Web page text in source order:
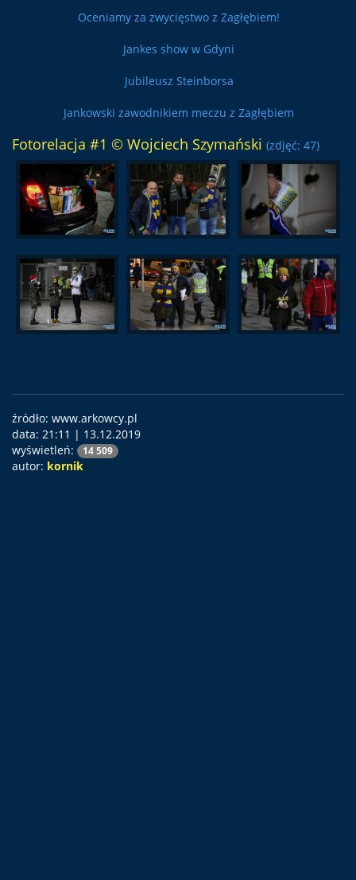
Oceniamy za zwycięstwo z Zagłębiem!
Jankes show w Gdyni
Jubileusz Steinborsa
Jankowski zawodnikiem meczu z Zagłębiem
Fotorelacja #1 © Wojciech Szymański (zdjęć: 47)
źródło: www.arkowcy.pl
data: 21:11 | 13.12.2019
wyświetleń:
14 509
autor: kornik